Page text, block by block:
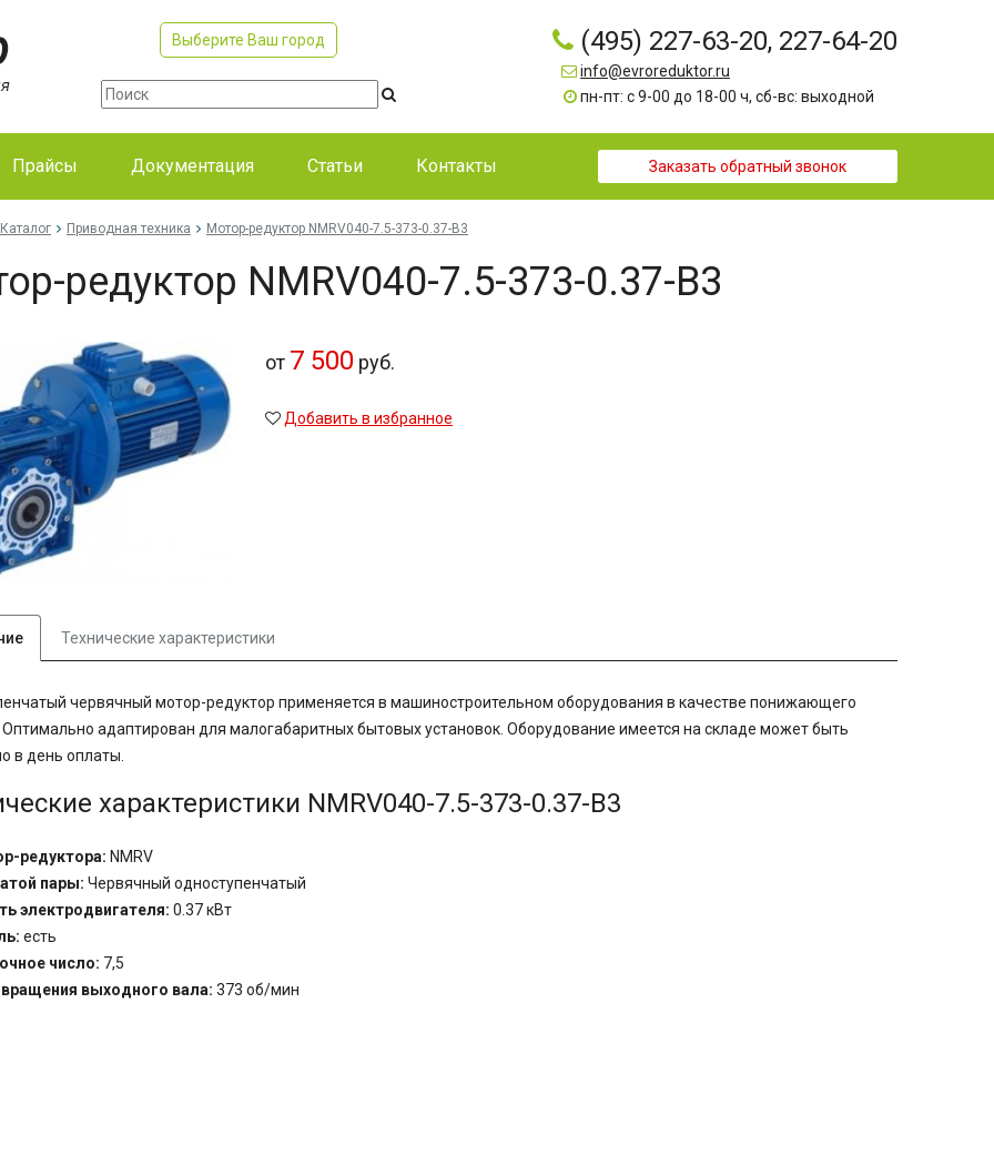
Выберите Ваш город (495) 227-63-20, 227-64-20
info@evroreduktor.ru
пн-пт: с 9-00 до 18-00 ч, сб-вс: выходной
Прайсы Документация Статьи Контакты Заказать обратный звонок
Каталог Приводная техника Мо­тор-ре­дук­тор NMRV040-7.5-373-0.37-B3
ре­дук­тор NMRV040-7.5-373-0.37-B3
от 7 500 руб.
Добавить в избранное
Технические характеристики
червячный мотор-редуктор применяется в машиностроительном оборудования в качестве понижающего
адаптирован для малогабаритных бытовых установок. Оборудование имеется на складе может быть
в день оплаты.
характеристики NMRV040-7.5-373-0.37-B3
редуктора: NMRV
пары: Червячный одноступенчатый
электродвигателя: 0.37 кВт
есть
число: 7,5
выходного вала: 373 об/мин